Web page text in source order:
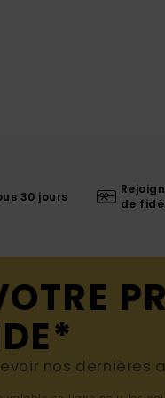
30 jours
de
nos dernières